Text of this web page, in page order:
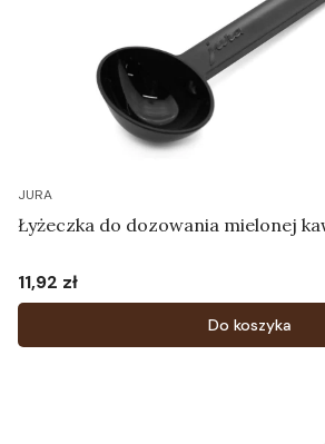
JURA
Łyżeczka do dozowania mielonej
Cena
11,92 zł
Do koszyka